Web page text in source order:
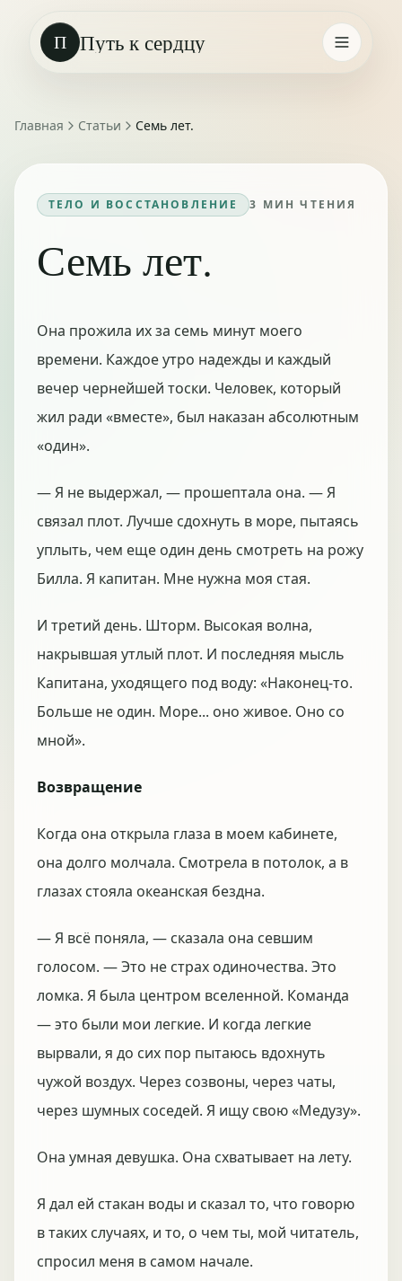
П Путь к сердцу
Главная Статьи Семь лет.
ТЕЛО И ВОССТАНОВЛЕНИЕ 3 МИН ЧТЕНИЯ
Семь лет.
Она прожила их за семь минут моего
времени. Каждое утро надежды и каждый
вечер чернейшей тоски. Человек, который
жил ради «вместе», был наказан абсолютным
«один».
— Я не выдержал, — прошептала она. — Я
связал плот. Лучше сдохнуть в море, пытаясь
уплыть, чем еще один день смотреть на рожу
Билла. Я капитан. Мне нужна моя стая.
И третий день. Шторм. Высокая волна,
накрывшая утлый плот. И последняя мысль
Капитана, уходящего под воду: «Наконец-то.
Больше не один. Море... оно живое. Оно со
мной».
Возвращение
Когда она открыла глаза в моем кабинете,
она долго молчала. Смотрела в потолок, а в
глазах стояла океанская бездна.
— Я всё поняла, — сказала она севшим
голосом. — Это не страх одиночества. Это
ломка. Я была центром вселенной. Команда
— это были мои легкие. И когда легкие
вырвали, я до сих пор пытаюсь вдохнуть
чужой воздух. Через созвоны, через чаты,
через шумных соседей. Я ищу свою «Медузу».
Она умная девушка. Она схватывает на лету.
Я дал ей стакан воды и сказал то, что говорю
в таких случаях, и то, о чем ты, мой читатель,
спросил меня в самом начале.